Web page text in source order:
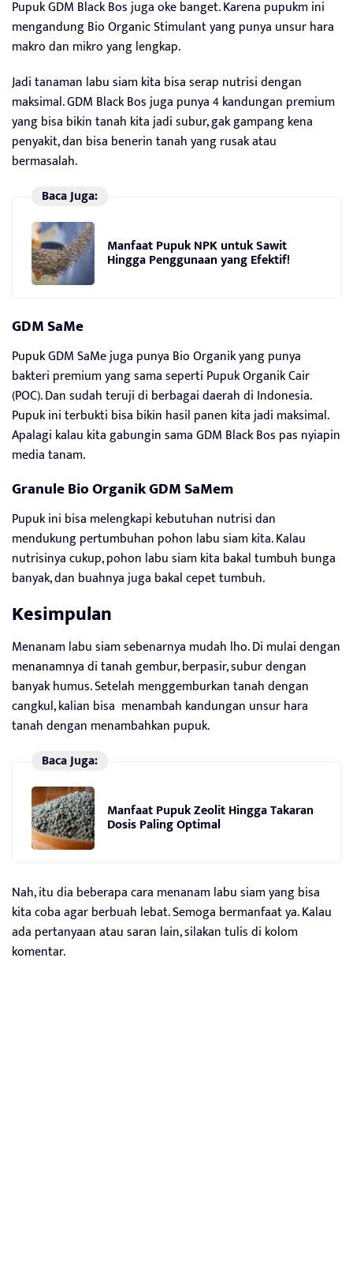
Pupuk GDM Black Bos juga oke banget. Karena pupukm ini
mengandung Bio Organic Stimulant yang punya unsur hara
makro dan mikro yang lengkap.
Jadi tanaman labu siam kita bisa serap nutrisi dengan
maksimal. GDM Black Bos juga punya 4 kandungan premium
yang bisa bikin tanah kita jadi subur, gak gampang kena
penyakit, dan bisa benerin tanah yang rusak atau
bermasalah.
Baca Juga:
Manfaat Pupuk NPK untuk Sawit
Hingga Penggunaan yang Efektif!
GDM SaMe
Pupuk GDM SaMe juga punya Bio Organik yang punya
bakteri premium yang sama seperti Pupuk Organik Cair
(POC). Dan sudah teruji di berbagai daerah di Indonesia.
Pupuk ini terbukti bisa bikin hasil panen kita jadi maksimal.
Apalagi kalau kita gabungin sama GDM Black Bos pas nyiapin
media tanam.
Granule Bio Organik GDM SaMem
Pupuk ini bisa melengkapi kebutuhan nutrisi dan
mendukung pertumbuhan pohon labu siam kita. Kalau
nutrisinya cukup, pohon labu siam kita bakal tumbuh bunga
banyak, dan buahnya juga bakal cepet tumbuh.
Kesimpulan
Menanam labu siam sebenarnya mudah lho. Di mulai dengan
menanamnya di tanah gembur, berpasir, subur dengan
banyak humus. Setelah menggemburkan tanah dengan
cangkul, kalian bisa menambah kandungan unsur hara
tanah dengan menambahkan pupuk.
Baca Juga:
Manfaat Pupuk Zeolit Hingga Takaran
Dosis Paling Optimal
Nah, itu dia beberapa cara menanam labu siam yang bisa
kita coba agar berbuah lebat. Semoga bermanfaat ya. Kalau
ada pertanyaan atau saran lain, silakan tulis di kolom
komentar.